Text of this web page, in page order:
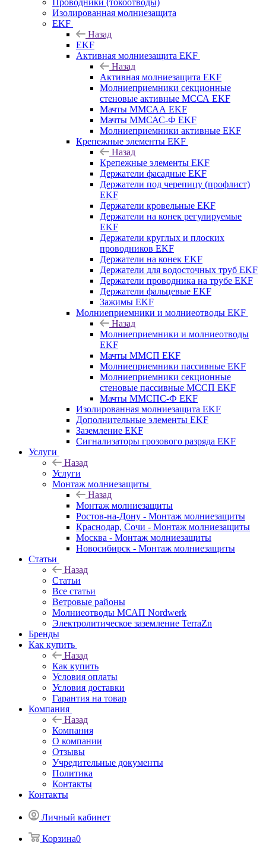
Проводники (токоотводы)
Изолированная молниезащита
EKF
Назад
EKF
Активная молниезащита EKF
Назад
Активная молниезащита EKF
Молниеприемники секционные
стеновые активные МССА EKF
Мачты ММСАА EKF
Мачты ММСАС-Ф EKF
Молниеприемники активные EKF
Крепежные элементы EKF
Назад
Крепежные элементы EKF
Держатели фасадные EKF
Держатели под черепицу (профлист)
EKF
Держатели кровельные EKF
Держатели на конек регулируемые
EKF
Держатели круглых и плоских
проводников EKF
Держатели на конек EKF
Держатели для водосточных труб EKF
Держатели проводника на трубе EKF
Держатели фальцевые EKF
Зажимы EKF
Молниеприемники и молниеотводы EKF
Назад
Молниеприемники и молниеотводы
EKF
Мачты ММСП EKF
Молниеприемники пассивные EKF
Молниеприемники секционные
стеновые пассивные МССП EKF
Мачты ММСПС-Ф EKF
Изолированная молниезащита EKF
Дополнительные элементы EKF
Заземление EKF
Сигнализаторы грозового разряда EKF
Услуги
Назад
Услуги
Монтаж молниезащиты
Назад
Монтаж молниезащиты
Ростов-на-Дону - Монтаж молниезащиты
Краснодар, Сочи - Монтаж молниезащиты
Москва - Монтаж молниезащиты
Новосибирск - Монтаж молниезащиты
Статьи
Назад
Статьи
Все статьи
Ветровые районы
Молниеотводы МСАП Nordwerk
Электролитическое заземление TerraZn
Бренды
Как купить
Назад
Как купить
Условия оплаты
Условия доставки
Гарантия на товар
Компания
Назад
Компания
О компании
Отзывы
Учредительные документы
Политика
Контакты
Контакты
Личный кабинет
Корзина0